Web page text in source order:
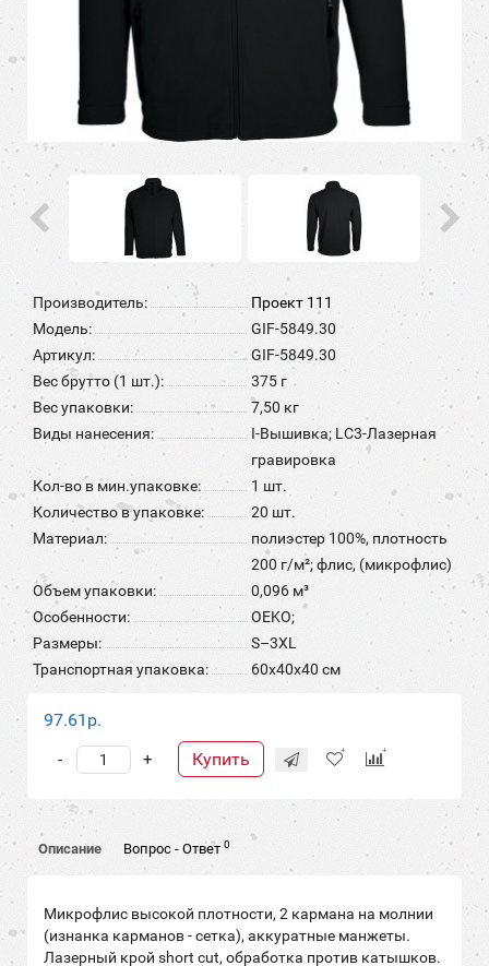
Производитель:
Проект 111
Модель:
GIF-5849.30
Артикул:
GIF-5849.30
Вес брутто (1 шт.):
375 г
Вес упаковки:
7,50 кг
Виды нанесения:
I-Вышивка; LC3-Лазерная
гравировка
Кол-во в мин.упаковке:
1 шт.
Количество в упаковке:
20 шт.
Материал:
полиэстер 100%, плотность
200 г/м²; флис, (микрофлис)
Объем упаковки:
0,096 м³
Особенности:
OEKO;
Размеры:
S–3XL
Транспортная упаковка:
60x40x40 см
97.61р.
+
- Купить
Описание Вопрос - Ответ 0
Микрофлис высокой плотности, 2 кармана на молнии
(изнанка карманов - сетка), аккуратные манжеты.
Лазерный крой short cut, обработка против катышков.